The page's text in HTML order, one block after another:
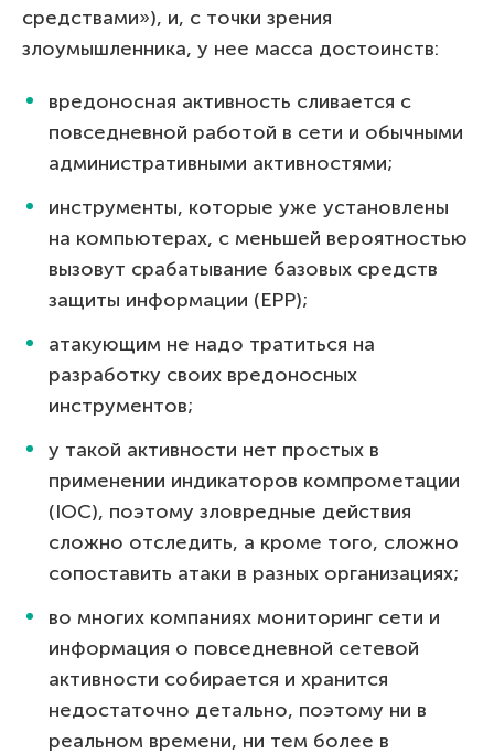
средствами»), и, с точки зрения
злоумышленника, у нее масса достоинств:
вредоносная активность сливается с
повседневной работой в сети и обычными
административными активностями;
инструменты, которые уже установлены
на компьютерах, с меньшей вероятностью
вызовут срабатывание базовых средств
защиты информации (EPP);
атакующим не надо тратиться на
разработку своих вредоносных
инструментов;
у такой активности нет простых в
применении индикаторов компрометации
(IOC), поэтому зловредные действия
сложно отследить, а кроме того, сложно
сопоставить атаки в разных организациях;
во многих компаниях мониторинг сети и
информация о повседневной сетевой
активности собирается и хранится
недостаточно детально, поэтому ни в
реальном времени, ни тем более в